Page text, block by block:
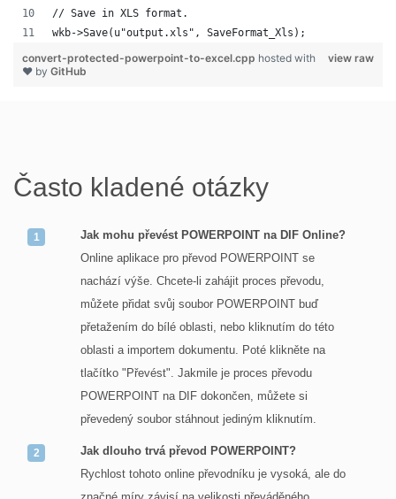
// Save in XLS format.
wkb->Save(u"output.xls", SaveFormat_Xls);
view raw
convert-protected-powerpoint-to-excel.cpp hosted with
❤ by GitHub
Často kladené otázky
Jak mohu převést POWERPOINT na DIF Online?
Online aplikace pro převod POWERPOINT se
nachází výše. Chcete-li zahájit proces převodu,
můžete přidat svůj soubor POWERPOINT buď
přetažením do bílé oblasti, nebo kliknutím do této
oblasti a importem dokumentu. Poté klikněte na
tlačítko "Převést". Jakmile je proces převodu
POWERPOINT na DIF dokončen, můžete si
převedený soubor stáhnout jediným kliknutím.
Jak dlouho trvá převod POWERPOINT?
Rychlost tohoto online převodníku je vysoká, ale do